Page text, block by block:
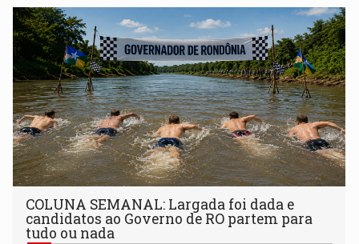
COLUNA SEMANAL: Largada foi dada e
candidatos ao Governo de RO partem para
tudo ou nada